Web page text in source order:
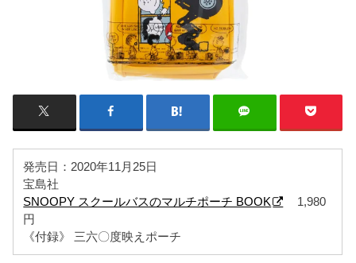
発売日：2020年11月25日
宝島社
SNOOPY スクールバスのマルチポーチ BOOK
1,980
円
《付録》 三六〇度映えポーチ